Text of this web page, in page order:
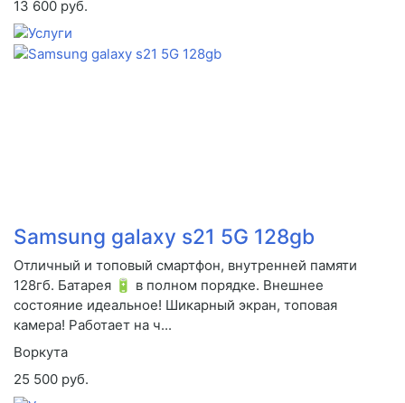
13 600 руб.
Samsung galaxy s21 5G 128gb
Отличный и топовый смартфон, внутренней памяти
128гб. Батарея 🔋 в полном порядке. Внешнее
состояние идеальное! Шикарный экран, топовая
камера! Работает на ч...
Воркута
25 500 руб.